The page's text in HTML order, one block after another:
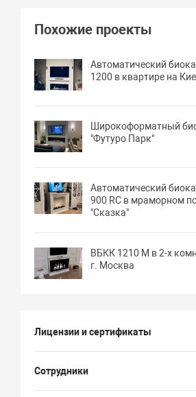
Похожие проекты
Автоматический
1200 в квартире на
Широкоформатный
"Футуро Парк"
Автоматический
900 RC в мраморном
"Сказка"
ВБКК 1210 М в 2-х
г. Москва
Лицензии и сертификаты
Сотрудники